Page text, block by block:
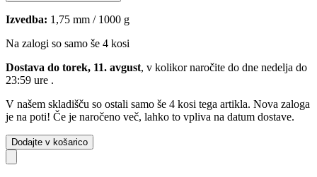
Izvedba: 1,75 mm / 1000 g
Na zalogi so samo še 4 kosi
Dostava do torek, 11. avgust, v kolikor naročite do dne nedelja do
23:59 ure .
V našem skladišču so ostali samo še 4 kosi tega artikla. Nova zaloga
je na poti! Če je naročeno več, lahko to vpliva na datum dostave.
Dodajte v košarico